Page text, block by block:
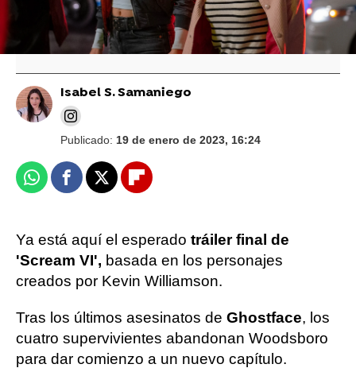
Isabel S. Samaniego
Publicado: 19 de enero de 2023, 16:24
WhatsappFacebook
X Flipboard
Ya está aquí el esperado tráiler final de
'Scream VI', basada en los personajes
creados por Kevin Williamson.
Tras los últimos asesinatos de Ghostface, los
cuatro supervivientes abandonan Woodsboro
para dar comienzo a un nuevo capítulo.